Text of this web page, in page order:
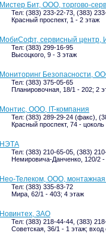
Мистер Бит, ООО, торгово-
Тел: (383) 233-22-73, (383)
Красный проспект, 1 - 2 этаж
МобиСофт, сервисный центр,
Тел: (383) 299-16-95
Высоцкого, 9 - 3 этаж
Мониторинг Безопасности,
Тел: (383) 375-05-65
Планировочная, 18/1 - 202; 2
Монтис, ООО, IT-компания
Тел: (383) 289-29-24 (факс),
Красный проспект, 74 - цоколь
НЭТА
Тел: (383) 210-65-05, (383)
Немировича-Данченко, 120/2 -
Нео-Телеком, ООО,
Тел: (383) 335-83-72
Мира, 62/1 - 403; 4 этаж
Новинтех, ЗАО
Тел: (383) 218-44-44, (383)
Советская, 36/1 - 1 этаж; вход